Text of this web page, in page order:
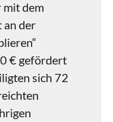
mit dem
an der
€ gefördert
sich 72